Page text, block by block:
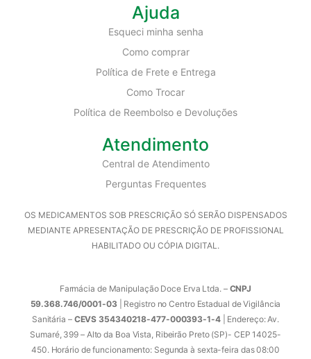
Ajuda
Esqueci minha senha
Como comprar
Política de Frete e Entrega
Como Trocar
Política de Reembolso e Devoluções
Atendimento
Central de Atendimento
Perguntas Frequentes
OS MEDICAMENTOS SOB PRESCRIÇÃO SÓ SERÃO DISPENSADOS
MEDIANTE APRESENTAÇÃO DE PRESCRIÇÃO DE PROFISSIONAL
HABILITADO OU CÓPIA DIGITAL.
Farmácia de Manipulação Doce Erva Ltda. – CNPJ
59.368.746/0001-03| Registro no Centro Estadual de Vigilância
Sanitária –CEVS 354340218-477-000393-1-4| Endereço: Av.
Sumaré, 399 – Alto da Boa Vista, Ribeirão Preto (SP)- CEP 14025-
450. Horário de funcionamento: Segunda à sexta-feira das 08:00